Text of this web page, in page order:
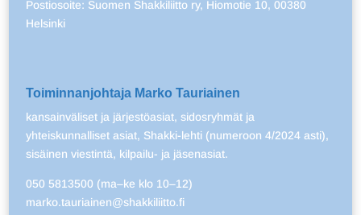
Postiosoite: Suomen Shakkiliitto ry, Hiomotie 10, 00380
Helsinki
Toiminnanjohtaja Marko Tauriainen
kansainväliset ja järjestöasiat, sidosryhmät ja
yhteiskunnalliset asiat, Shakki-lehti (numeroon 4/2024 asti),
sisäinen viestintä, kilpailu- ja jäsenasiat.
050 5813500 (ma–ke klo 10–12)
marko.tauriainen@shakkiliitto.fi